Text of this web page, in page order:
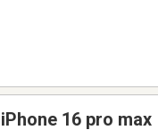
iPhone 16 pro max